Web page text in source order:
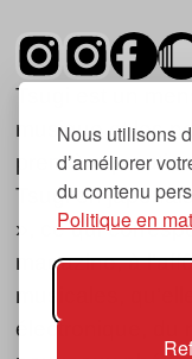
Nous utilisons
d’améliorer
du contenu
Politique en
Tsugi est un
musique et les
première
Tsugi en
», ce qui
magazine, à
musicales,
électronique, du